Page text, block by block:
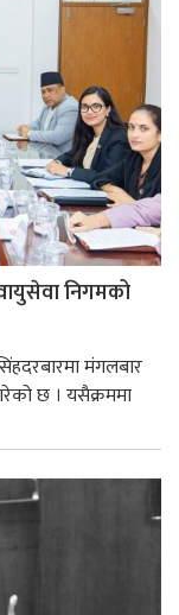
निगमको
मंगलबार
छ । यसैक्रममा